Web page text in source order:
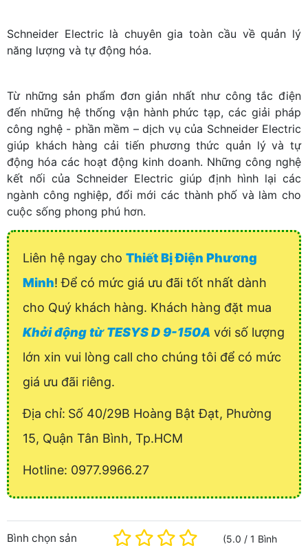
Schneider Electric là chuyên gia toàn cầu về quản lý
năng lượng và tự động hóa.
Từ những sản phẩm đơn giản nhất như công tắc điện
đến những hệ thống vận hành phức tạp, các giải pháp
công nghệ - phần mềm – dịch vụ của Schneider Electric
giúp khách hàng cải tiến phương thức quản lý và tự
động hóa các hoạt động kinh doanh. Những công nghệ
kết nối của Schneider Electric giúp định hình lại các
ngành công nghiệp, đổi mới các thành phố và làm cho
cuộc sống phong phú hơn.
Liên hệ ngay cho Thiết Bị Điện Phương
Minh! Để có mức giá ưu đãi tốt nhất dành
cho Quý khách hàng. Khách hàng đặt mua
Khởi động từ TESYS D 9-150A với số lượng
lớn xin vui lòng call cho chúng tôi để có mức
giá ưu đãi riêng.
Địa chỉ: Số 40/29B Hoàng Bật Đạt, Phường
15, Quận Tân Bình, Tp.HCM
Hotline: 0977.9966.27
Bình chọn sản
(5.0 /1 Bình